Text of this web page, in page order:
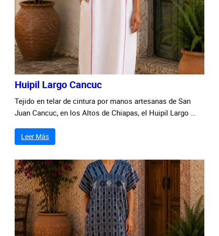
Huipil Largo Cancuc
Tejido en telar de cintura por manos artesanas de San
Juan Cancuc, en los Altos de Chiapas, el Huipil Largo …
Leer Más